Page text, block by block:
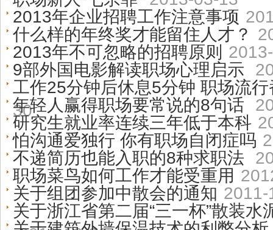
2013年企业招聘工作注意事项
什么样的年终奖才能留住人才？
2013年不可忽略的招聘原则
9部外国电影解读职场心理启示
工作25分钟后休息5分钟 职场流
30
年轻人赢得职场要常说的8句话
研究生就业率连续三年低于本科
怕沟通爱独行 你有职场自闭症吗
不递简历也能入职的8种求职法
职场菜鸟如何工作才能受重用
关于组团参加中散会的通知 2011-
关于浙江省第二届“三一杯”散装